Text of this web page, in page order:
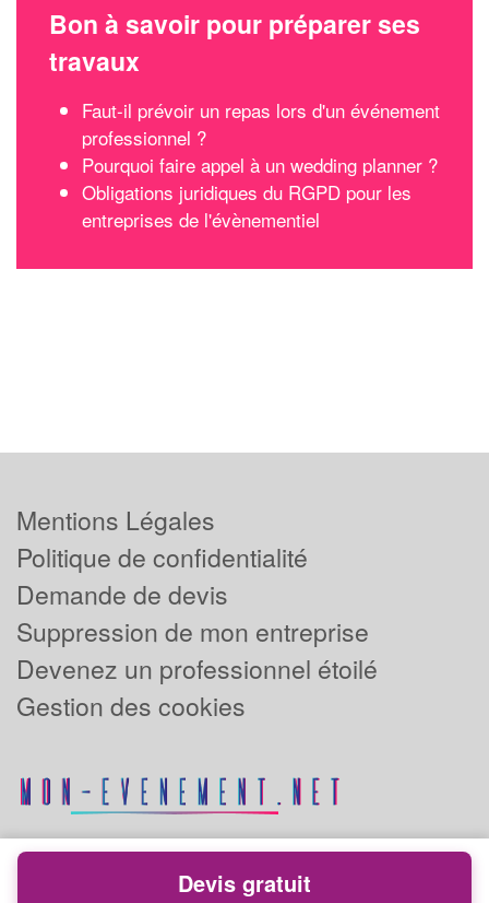
Bon à savoir pour préparer ses
travaux
Faut-il prévoir un repas lors d'un événement
professionnel ?
Pourquoi faire appel à un wedding planner ?
Obligations juridiques du RGPD pour les
entreprises de l'évènementiel
Mentions Légales
Politique de confidentialité
Demande de devis
Suppression de mon entreprise
Devenez un professionnel étoilé
Gestion des cookies
Powered byPlus que pro
Devis gratuit